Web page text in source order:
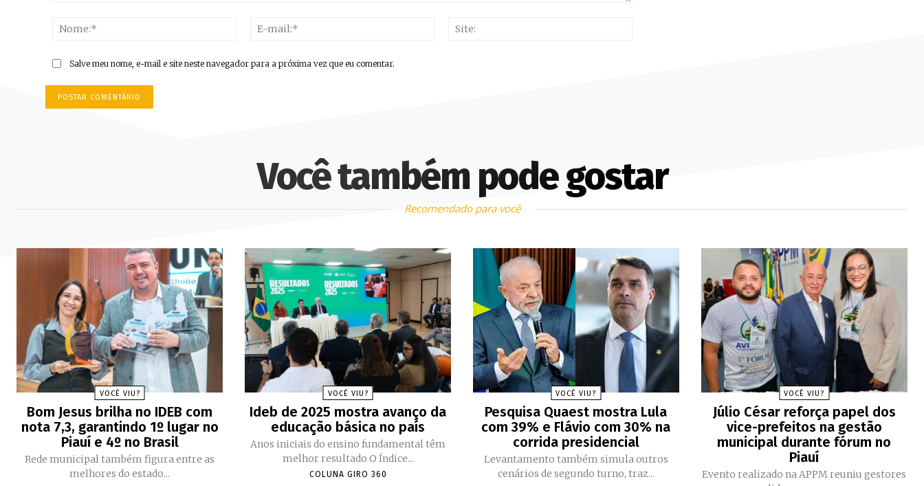
Nome:*
Salve meu nome, e-mail e site neste navegador para a próxima vez que eu comentar.
Você também pode gostar
Recomendado para você
VOCÊ VIU?
Bom Jesus brilha no IDEB com
nota 7,3, garantindo 1º lugar no
Piauí e 4º no Brasil
Rede municipal também figura entre as
melhores do estado...
VOCÊ VIU?
Ideb de 2025 mostra avanço da
educação básica no país
Anos iniciais do ensino fundamental têm
melhor resultado O Índice...
COLUNA GIRO 360
VOCÊ VIU?
Pesquisa Quaest mostra Lula
com 39% e Flávio com 30% na
corrida presidencial
Levantamento também simula outros
cenários de segundo turno, traz...
VOCÊ VIU?
Júlio César reforça papel dos
vice-prefeitos na gestão
municipal durante fórum no
Piauí
Evento realizado na APPM reuniu gestores